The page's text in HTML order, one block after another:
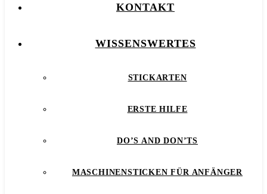
KONTAKT
WISSENSWERTES
STICKARTEN
ERSTE HILFE
DO’S AND DON’TS
MASCHINENSTICKEN FÜR ANFÄNGER